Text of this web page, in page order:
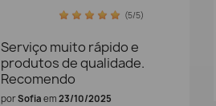
(5/5)
Serviço muito rápido e
produtos de qualidade.
Recomendo
porSofia em 23/10/2025